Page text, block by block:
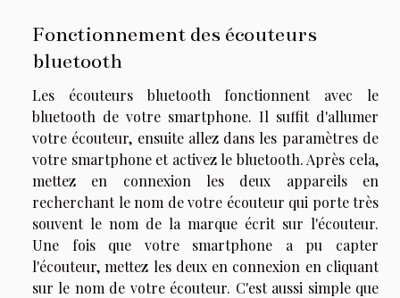
Fonctionnement des écouteurs
bluetooth
Les écouteurs bluetooth fonctionnent avec le
bluetooth de votre smartphone. Il suffit d'allumer
votre écouteur, ensuite allez dans les paramètres de
votre smartphone et activez le bluetooth. Après cela,
mettez en connexion les deux appareils en
recherchant le nom de votre écouteur qui porte très
souvent le nom de la marque écrit sur l'écouteur.
Une fois que votre smartphone a pu capter
l'écouteur, mettez les deux en connexion en cliquant
sur le nom de votre écouteur. C'est aussi simple que